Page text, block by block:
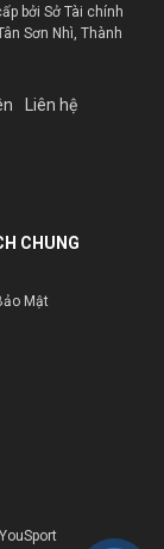
bởi Sở Tài chính
Sơn Nhì, Thành
Liên hệ
CHUNG
Mật